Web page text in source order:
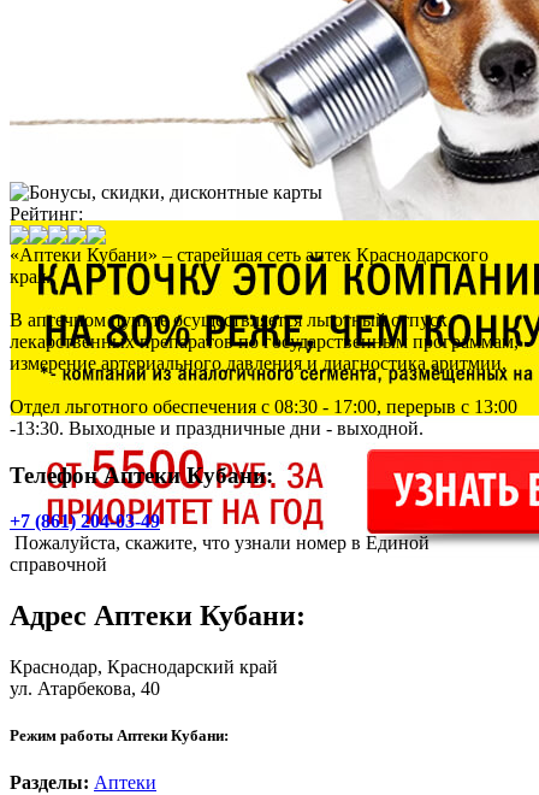
Рейтинг:
«Аптеки Кубани» – старейшая сеть аптек Краснодарского
края.
В аптечном пункте осуществляется льготный отпуск
лекарственных препаратов по государственным программам,
измерение артериального давления и диагностика аритмии.
Отдел льготного обеспечения с 08:30 - 17:00, перерыв с 13:00
-13:30. Выходные и праздничные дни - выходной.
Телефон Аптеки Кубани:
+7 (861) 204-03-49
Пожалуйста, скажите, что узнали номер в Единой
справочной
Адрес Аптеки Кубани:
Краснодар, Краснодарский край
ул. Атарбекова, 40
Режим работы Аптеки Кубани:
Разделы: Аптеки